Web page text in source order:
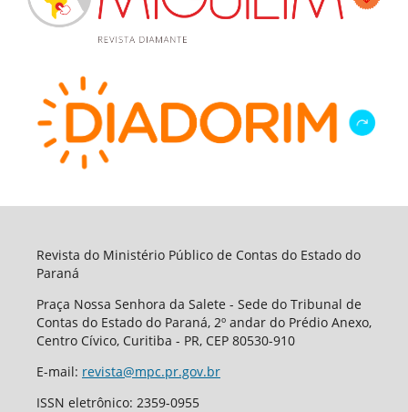
Revista do Ministério Público de Contas do Estado do
Paraná
Praça Nossa Senhora da Salete - Sede do Tribunal de
Contas do Estado do Paraná, 2º andar do Prédio Anexo,
Centro Cívico, Curitiba - PR, CEP 80530-910
E-mail: revista@mpc.pr.gov.br
ISSN eletrônico: 2359-0955